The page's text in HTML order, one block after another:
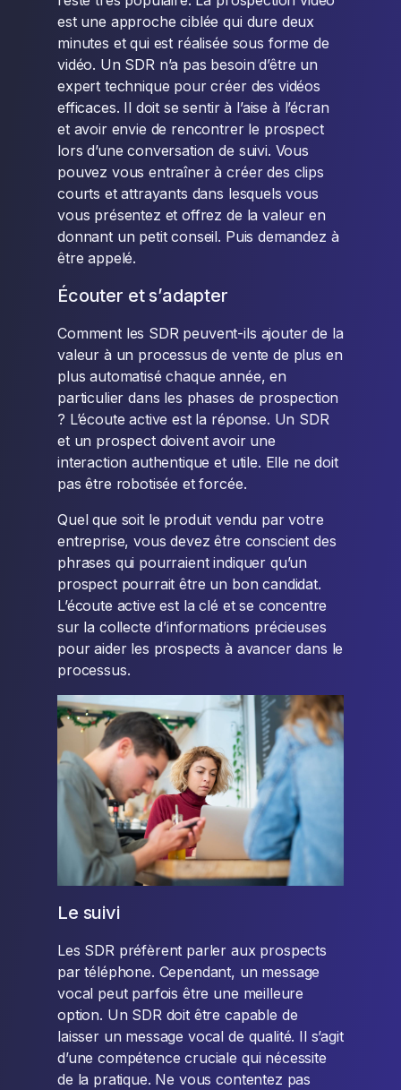
est une approche ciblée qui dure deux
minutes et qui est réalisée sous forme de
vidéo. Un SDR n’a pas besoin d’être un
expert technique pour créer des vidéos
efficaces. Il doit se sentir à l’aise à l’écran
et avoir envie de rencontrer le prospect
lors d’une conversation de suivi. Vous
pouvez vous entraîner à créer des clips
courts et attrayants dans lesquels vous
vous présentez et offrez de la valeur en
donnant un petit conseil. Puis demandez à
être appelé.
Écouter et s’adapter
Comment les SDR peuvent-ils ajouter de la
valeur à un processus de vente de plus en
plus automatisé chaque année, en
particulier dans les phases de prospection
? L’écoute active est la réponse. Un SDR
et un prospect doivent avoir une
interaction authentique et utile. Elle ne doit
pas être robotisée et forcée.
Quel que soit le produit vendu par votre
entreprise, vous devez être conscient des
phrases qui pourraient indiquer qu’un
prospect pourrait être un bon candidat.
L’écoute active est la clé et se concentre
sur la collecte d’informations précieuses
pour aider les prospects à avancer dans le
processus.
Le suivi
Les SDR préfèrent parler aux prospects
par téléphone. Cependant, un message
vocal peut parfois être une meilleure
option. Un SDR doit être capable de
laisser un message vocal de qualité. Il s’agit
d’une compétence cruciale qui nécessite
de la pratique. Ne vous contentez pas